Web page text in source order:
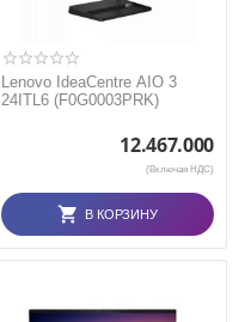
Lenovo IdeaCentre AIO 3
24ITL6 (F0G0003PRK)
12.467.000
(Включая НДС)
В КОРЗИНУ